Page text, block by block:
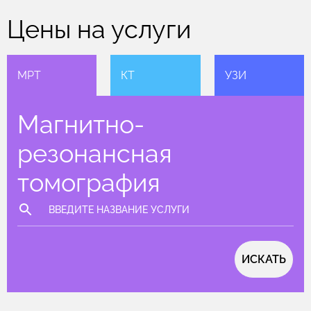
Цены на услуги
МРТ КТ УЗИ
Магнитно-
резонансная
томография
ИСКАТЬ